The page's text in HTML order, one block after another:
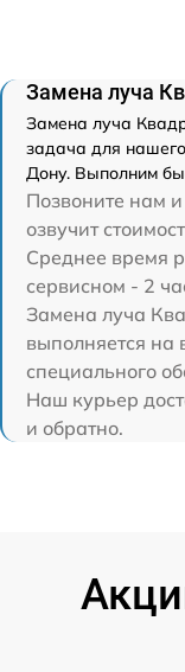
Замена луча
Замена луча
задача для
Дону. Выполним
Позвоните нам
озвучит
Среднее время
сервисном - 2
Замена луча
выполняется на
специального
Наш курьер
и обратно.